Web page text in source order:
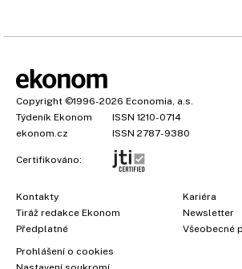
Copyright ©1996-2026 Economia, a.s.
Týdeník Ekonom
ISSN 1210-0714
ekonom.cz
ISSN 2787-9380
Certifikováno:
Kontakty
Tiráž redakce Ekonom
Předplatné
Kariéra
Newsletter
Všeobecné
Prohlášení o cookies